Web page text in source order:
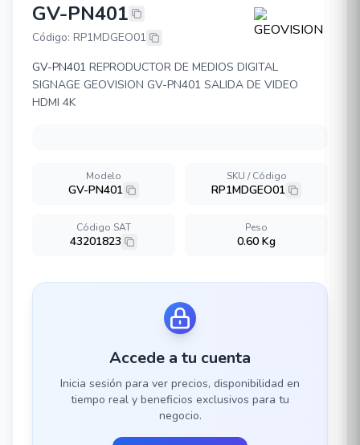
GEOVISION GV-PN401
GV-PN401
Código: RP1MDGEO01
GV-PN401 REPRODUCTOR DE MEDIOS DIGITAL
SIGNAGE GEOVISION GV-PN401 SALIDA DE VIDEO
HDMI 4K
Modelo
GV-PN401
SKU / Código
RP1MDGEO01
Código SAT
43201823
Peso
0.60 Kg
Accede a tu cuenta
Inicia sesión para ver precios, disponibilidad en
tiempo real y beneficios exclusivos para tu
negocio.